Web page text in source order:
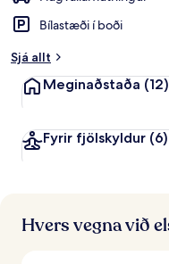
Bílastæði í boði
Sjá allt
Meginaðstaða (12)
Fyrir fjölskyldur (6)
Hvers vegna við